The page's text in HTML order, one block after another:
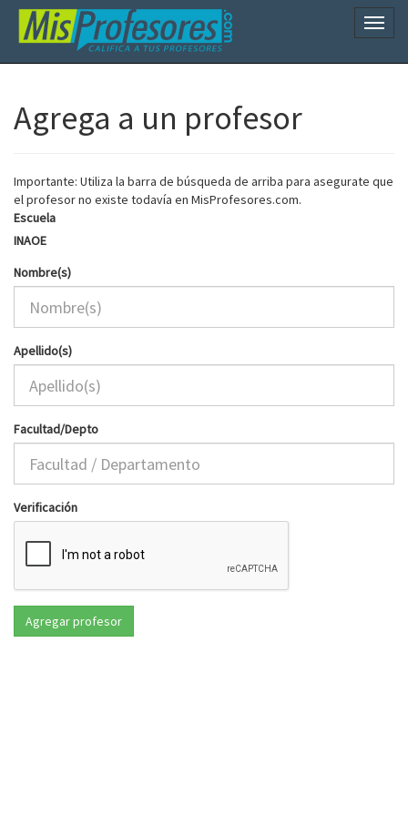
Agrega a un profesor
Importante: Utiliza la barra de búsqueda de arriba para asegurate que
el profesor no existe todavía en MisProfesores.com.
Escuela
INAOE
Nombre(s)
Apellido(s)
Facultad/Depto
Verificación